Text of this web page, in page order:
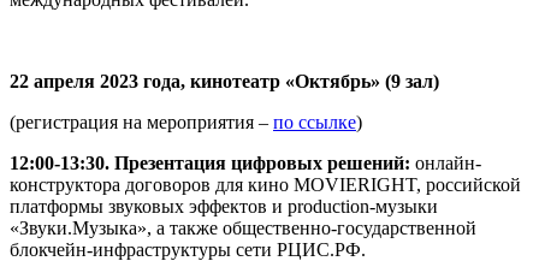
22 апреля 2023 года, кинотеатр «Октябрь» (9 зал)
(регистрация на мероприятия – по ссылке)
12:00-13:30. Презентация цифровых решений: онлайн-
конструктора договоров для кино MOVIERIGHT, российской
платформы звуковых эффектов и production-музыки
«Звуки.Музыка», а также общественно-государственной
блокчейн-инфраструктуры сети РЦИС.РФ.